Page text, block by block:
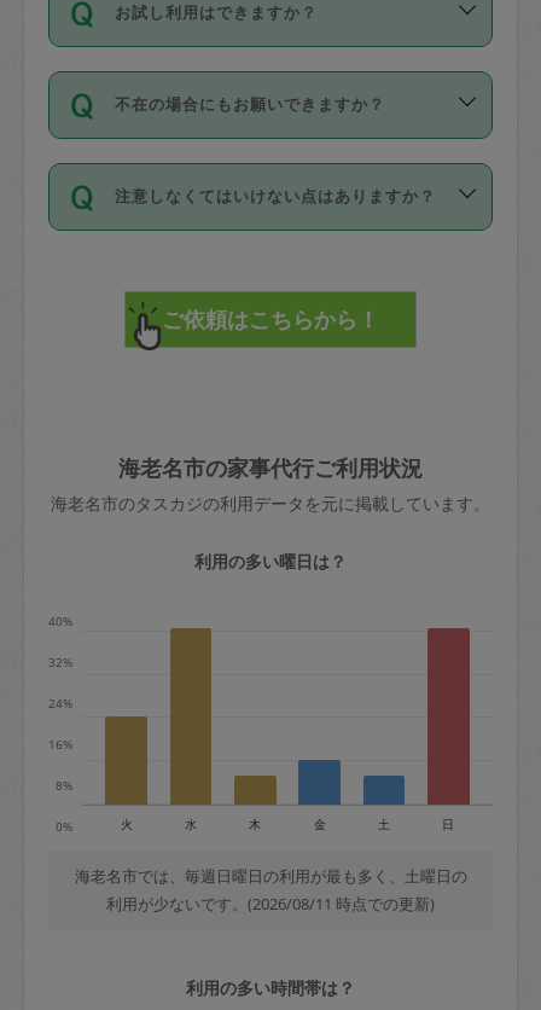
ールに記載していますので、各自の得意
を依頼してください。
※テストセンターの講評は１件目のレビュ
参考
【詳細】タスカジさんの登録に際
す。
写真を撮り、
詳細FAQ：
損害賠償保険について教えて
タスカジさんへ「募集」をかけることが
可能です。
す。
1. 直前キャンセル（定期、スポット契約
共通）
72時間を超える※と、以下のキャンセル
料が発生します。
直前キャンセル料：
72時間前〜24時間前＝依頼料金の50%
依頼者不在による当日キャンセル＝依頼
金額の100%＋交通費全額
※例：依頼日時／土曜日午前9時開始の場
土曜日8時〜実施時間＝依頼金額の100%
＋交通費全額
依頼者不在による当日キャンセル＝依頼
金額の100%＋交通費全額
定期契約をキャンセルする場合、毎週定
お試し利用はできますか？
「お試し利用」というメニューはありま
せんが、「一回のみ」依頼を活用するこ
とによって、気に入ったタスカジさんを
まず、条件の合う気になるタスカジさ
みてください。
その後、一番気に入ったタスカジさんに
不在の場合にもお願いできますか？
不在の場合の作業はタスカジさんの同意
が必要です。数回の依頼ののち、タスカ
ジさんと依頼者の間で十分な信頼関係が
てください。
不在時に部屋に入るためにタスカジさん
きた場合は損害保険の対象外となるので
ご注意ください。
注意しなくてはいけない点はありますか？
で、必ず鍵のかかるロッカーや金庫に入
れて依頼者の責任の元管理するよう心掛
けてください。
玉、など
あわせてこちらも参照ください：初めて
はありますか？
海老名市の家事代行ご利用状況
海老名市のタスカジの利用データを元に掲載しています。
利用の多い曜日は？
0%
8%
16%
24%
32%
40%
火 水 木 金 土 日
海老名市では、毎週日曜日の利用が最も多く、土曜日の
利用が少ないです。(2026/08/11 時点での更新)
利用の多い時間帯は？